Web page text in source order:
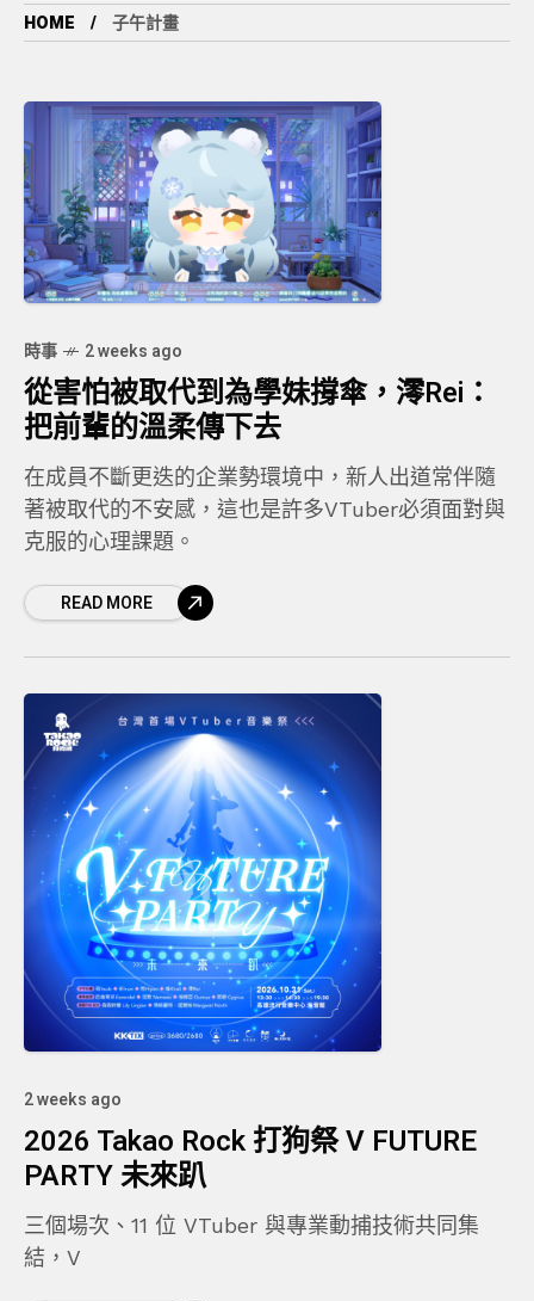
HOME 子午計畫
時事 2 weeks ago
從害怕被取代到為學妹撐傘，澪Rei：
把前輩的溫柔傳下去
在成員不斷更迭的企業勢環境中，新人出道常伴隨
著被取代的不安感，這也是許多VTuber必須面對與
克服的心理課題。
READ MORE
2 weeks ago
2026 Takao Rock 打狗祭 V FUTURE
PARTY 未來趴
三個場次、11 位 VTuber 與專業動捕技術共同集
結，V